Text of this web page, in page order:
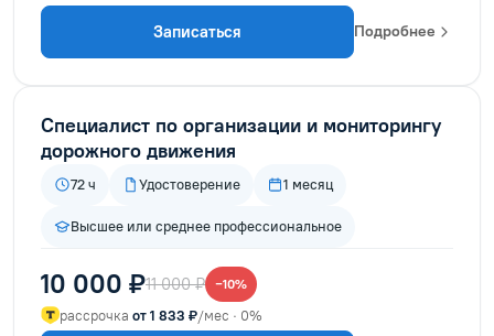
Записаться Подробнее
Специалист по организации и мониторингу
дорожного движения
72 ч Удостоверение 1 месяц
Высшее или среднее профессиональное
10 000 ₽11 000 ₽ −10%
рассрочка от 1 833 ₽/мес · 0%